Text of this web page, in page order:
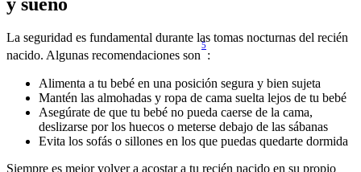
La seguridad es fundamental durante las tomas nocturnas del recién
nacido. Algunas recomendaciones son
5
Asegúrate de que tu bebé no pueda caerse de la cama,
Siempre es mejor volver a acostar a tu recién nacido en su propio